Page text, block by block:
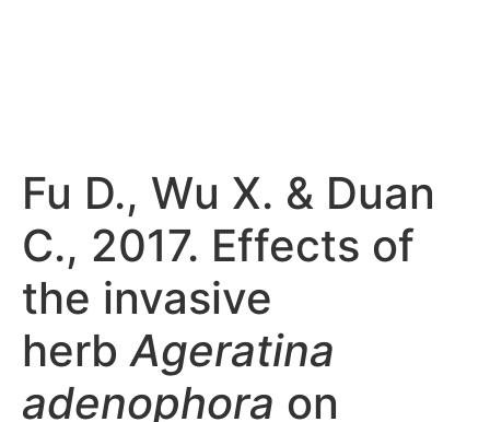
Fu D., Wu X. & Duan
C., 2017. Effects of
the invasive
herbAgeratina
adenophora on